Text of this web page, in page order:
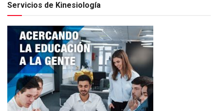
Servicios de Kinesiología